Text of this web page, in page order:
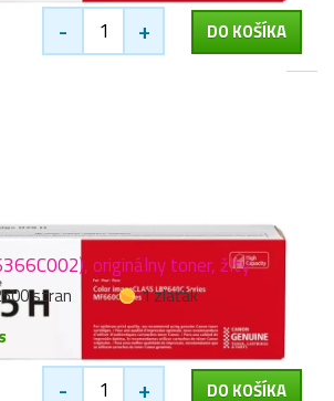
- + DO KOŠÍKA
originálny toner, žltý
stran
1 zlaťák
- + DO KOŠÍKA